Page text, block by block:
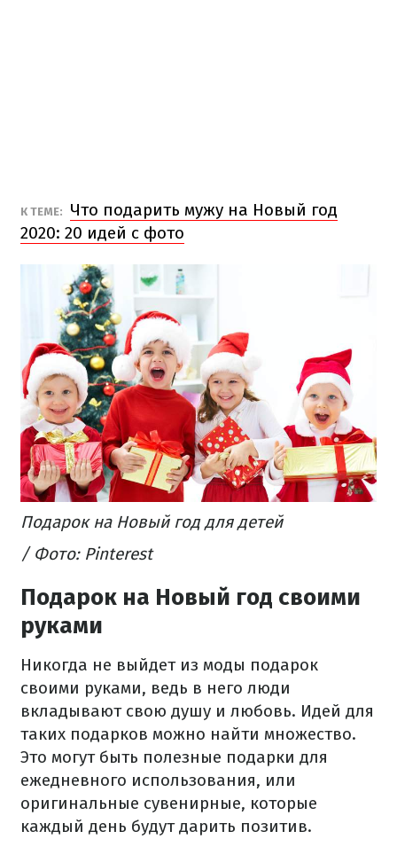
К ТЕМЕ:
Что подарить мужу на Новый год
2020: 20 идей с фото
Подарок на Новый год для детей
/ Фото: Pinterest
Подарок на Новый год своими
руками
Никогда не выйдет из моды подарок
своими руками, ведь в него люди
вкладывают свою душу и любовь. Идей для
таких подарков можно найти множество.
Это могут быть полезные подарки для
ежедневного использования, или
оригинальные сувенирные, которые
каждый день будут дарить позитив.